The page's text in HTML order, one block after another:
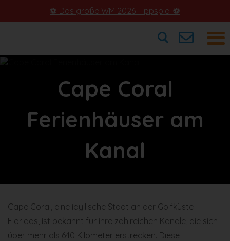
⚽ Das große WM 2026 Tippspiel ⚽
Cape Coral
Ferienhäuser am
Kanal
Cape Coral, eine idyllische Stadt an der Golfküste
Floridas, ist bekannt für ihre zahlreichen Kanäle, die sich
über mehr als 640 Kilometer erstrecken. Diese